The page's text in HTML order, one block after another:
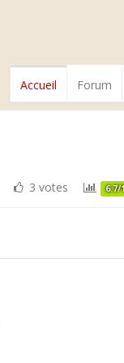
Accueil Forum
3 votes 6.7/